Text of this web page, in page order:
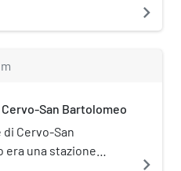
navigate_next
m
San Bartolomeo
di Cervo-San
era una stazione
navigate_next